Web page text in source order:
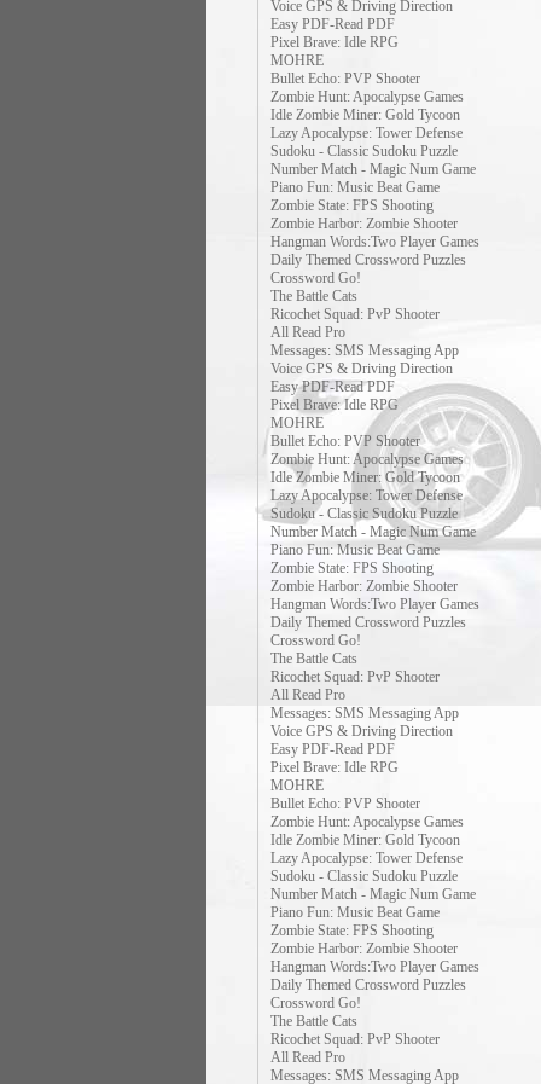
Voice GPS & Driving Direction
Easy PDF-Read PDF
Pixel Brave: Idle RPG
MOHRE
Bullet Echo: PVP Shooter
Zombie Hunt: Apocalypse Games
Idle Zombie Miner: Gold Tycoon
Lazy Apocalypse: Tower Defense
Sudoku - Classic Sudoku Puzzle
Number Match - Magic Num Game
Piano Fun: Music Beat Game
Zombie State: FPS Shooting
Zombie Harbor: Zombie Shooter
Hangman Words:Two Player Games
Daily Themed Crossword Puzzles
Crossword Go!
The Battle Cats
Ricochet Squad: PvP Shooter
All Read Pro
Messages: SMS Messaging App
Voice GPS & Driving Direction
Easy PDF-Read PDF
Pixel Brave: Idle RPG
MOHRE
Bullet Echo: PVP Shooter
Zombie Hunt: Apocalypse Games
Idle Zombie Miner: Gold Tycoon
Lazy Apocalypse: Tower Defense
Sudoku - Classic Sudoku Puzzle
Number Match - Magic Num Game
Piano Fun: Music Beat Game
Zombie State: FPS Shooting
Zombie Harbor: Zombie Shooter
Hangman Words:Two Player Games
Daily Themed Crossword Puzzles
Crossword Go!
The Battle Cats
Ricochet Squad: PvP Shooter
All Read Pro
Messages: SMS Messaging App
Voice GPS & Driving Direction
Easy PDF-Read PDF
Pixel Brave: Idle RPG
MOHRE
Bullet Echo: PVP Shooter
Zombie Hunt: Apocalypse Games
Idle Zombie Miner: Gold Tycoon
Lazy Apocalypse: Tower Defense
Sudoku - Classic Sudoku Puzzle
Number Match - Magic Num Game
Piano Fun: Music Beat Game
Zombie State: FPS Shooting
Zombie Harbor: Zombie Shooter
Hangman Words:Two Player Games
Daily Themed Crossword Puzzles
Crossword Go!
The Battle Cats
Ricochet Squad: PvP Shooter
All Read Pro
Messages: SMS Messaging App